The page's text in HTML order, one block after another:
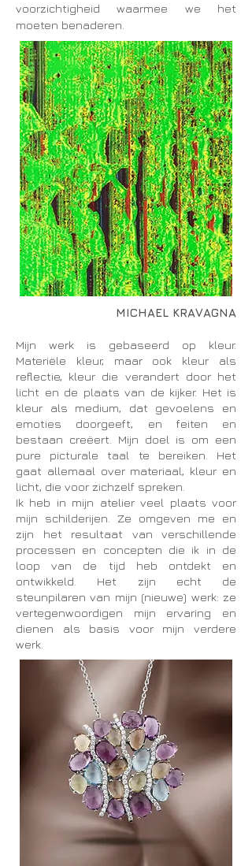
voorzichtigheid waarmee we het
moeten benaderen.
MICHAEL KRAVAGNA
Mijn werk is gebaseerd op kleur.
Materiële kleur, maar ook kleur als
reflectie, kleur die verandert door het
licht en de plaats van de kijker. Het is
kleur als medium, dat gevoelens en
emoties doorgeeft, en feiten en
bestaan creëert. Mijn doel is om een
pure picturale taal te bereiken. Het
gaat allemaal over materiaal, kleur en
licht, die voor zichzelf spreken.
Ik heb in mijn atelier veel plaats voor
mijn schilderijen. Ze omgeven me en
zijn het resultaat van verschillende
processen en concepten die ik in de
loop van de tijd heb ontdekt en
ontwikkeld. Het zijn echt de
steunpilaren van mijn (nieuwe) werk: ze
vertegenwoordigen mijn ervaring en
dienen als basis voor mijn verdere
werk.